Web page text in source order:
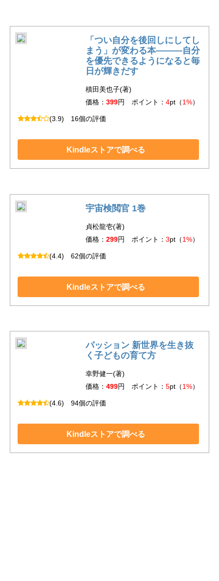
「つい自分を後回しにしてし
まう」が変わる本―――自分
を優先できるようになると毎
日が輝きだす
積田美也子(著)
価格： 399円 ポイント： 4pt（1%）
(3.9) 16個の評価
Kindleストアで調べる
宇宙検閲官 1巻
貞松龍壱(著)
価格： 299円 ポイント： 3pt（1%）
(4.4) 62個の評価
Kindleストアで調べる
パッション 新世界を生き抜
く子どもの育て方
幸野健一(著)
価格： 499円 ポイント： 5pt（1%）
(4.6) 94個の評価
Kindleストアで調べる